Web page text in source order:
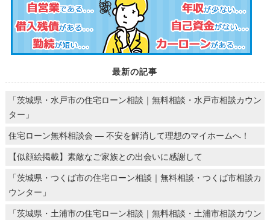
最新の記事
「茨城県・水戸市の住宅ローン相談｜無料相談・水戸市相談カウン
ター」
住宅ローン無料相談会 ― 不安を解消して理想のマイホームへ！
【似顔絵掲載】素敵なご家族との出会いに感謝して
「茨城県・つくば市の住宅ローン相談｜無料相談・つくば市相談カ
ウンター」
「茨城県・土浦市の住宅ローン相談｜無料相談・土浦市相談カウン